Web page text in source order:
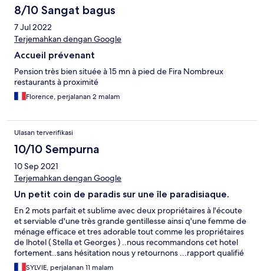
8/10 Sangat bagus
7 Jul 2022
Terjemahkan dengan Google
Accueil prévenant
Pension très bien située à 15 mn à pied de Fira Nombreux
restaurants à proximité
Florence, perjalanan 2 malam
Ulasan terverifikasi
10/10 Sempurna
10 Sep 2021
Terjemahkan dengan Google
Un petit coin de paradis sur une île paradisiaque.
En 2 mots parfait et sublime avec deux propriétaires à l'écoute
et serviable d'une très grande gentillesse ainsi q'une femme de
ménage efficace et tres adorable tout comme les propriétaires
de lhotel ( Stella et Georges ) ..nous recommandons cet hotel
fortement..sans hésitation nous y retournons ...rapport qualifié
prix au top
SYLVIE, perjalanan 11 malam